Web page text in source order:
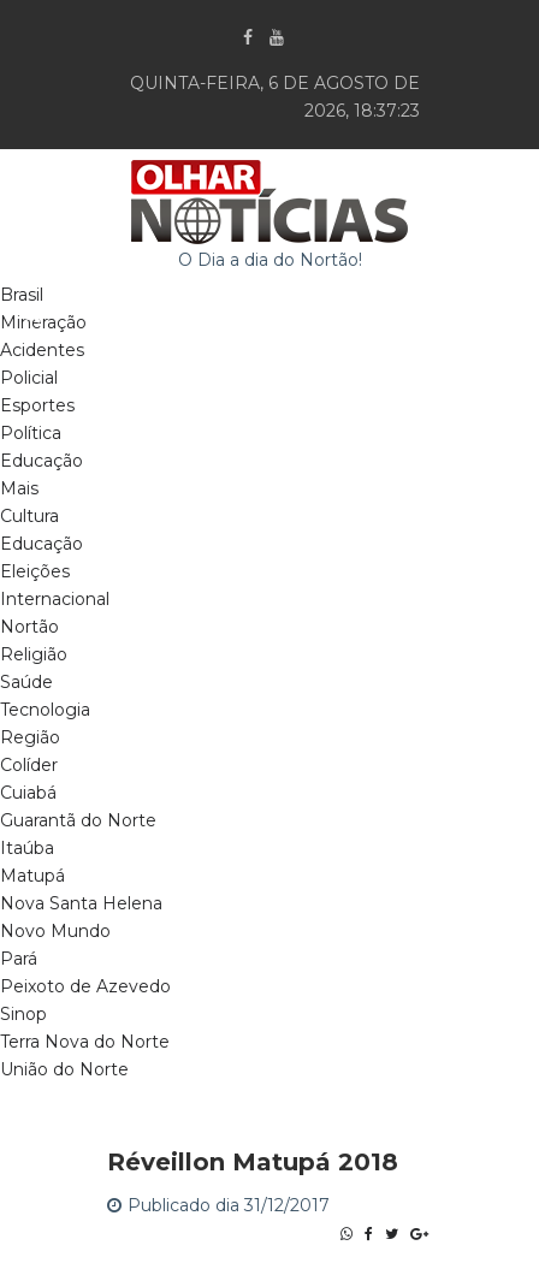
QUINTA-FEIRA, 6 DE AGOSTO DE
2026, 18:37:24
O Dia a dia do Nortão!
Brasil
Mineração
Acidentes
Policial
Esportes
Política
Educação
Mais
Cultura
Educação
Eleições
Internacional
Nortão
Religião
Saúde
Tecnologia
Região
Colíder
Cuiabá
Guarantã do Norte
Itaúba
Matupá
Nova Santa Helena
Novo Mundo
Pará
Peixoto de Azevedo
Sinop
Terra Nova do Norte
União do Norte
Réveillon Matupá 2018
Publicado dia 31/12/2017